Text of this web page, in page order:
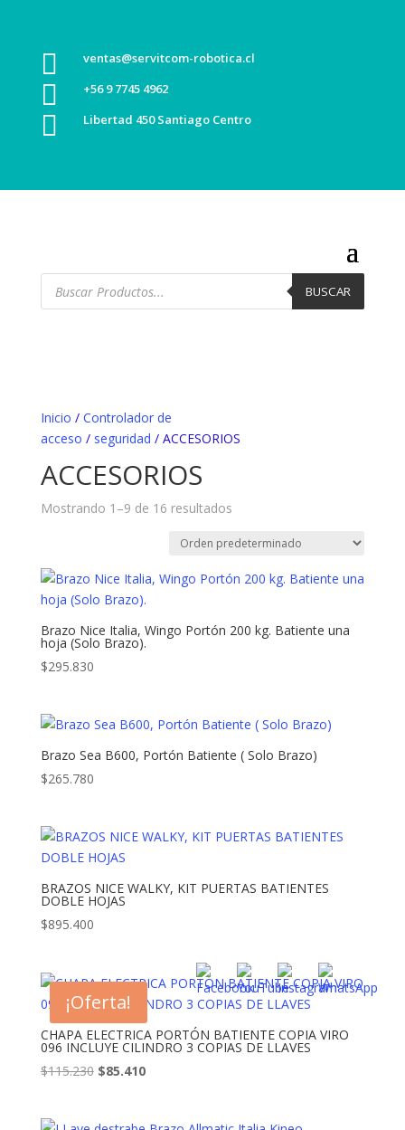
 ventas@servitcom-robotica.cl
 +56 9 7745 4962
 Libertad 450 Santiago Centro
Búsqueda
productos
BUSCAR
Inicio / Controlador de
acceso / seguridad / ACCESORIOS
ACCESORIOS
Mostrando 1–9 de 16 resultados
Brazo Nice Italia, Wingo Portón 200 kg. Batiente una
hoja (Solo Brazo).
$295.830
Brazo Sea B600, Portón Batiente ( Solo Brazo)
$265.780
BRAZOS NICE WALKY, KIT PUERTAS BATIENTES
DOBLE HOJAS
$895.400
¡Oferta!
CHAPA ELECTRICA PORTÓN BATIENTE COPIA VIRO
096 INCLUYE CILINDRO 3 COPIAS DE LLAVES
$115.230 El
$85.410El